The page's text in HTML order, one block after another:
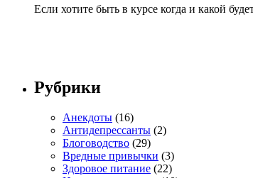
Если хотите быть в курсе когда и какой
Рубрики
Анекдоты (16)
Антидепрессанты (2)
Блоговодство (29)
Вредные привычки (3)
Здоровое питание (22)